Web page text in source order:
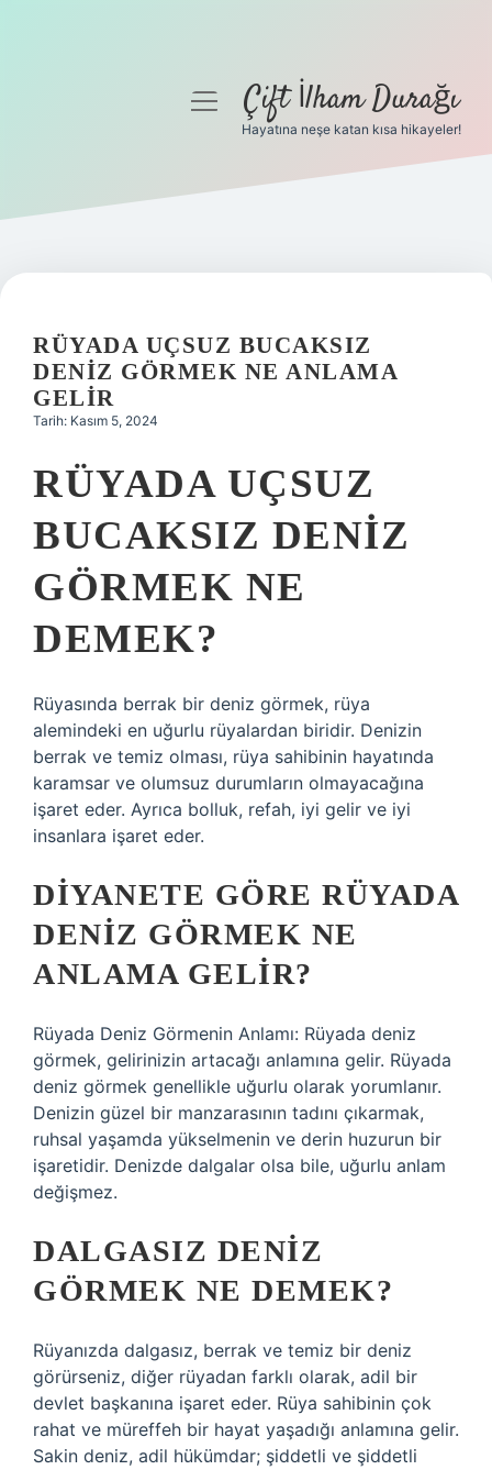
Gizlilik Politikası
Yasal Uyarı
menüyüÇift İlham Durağı
Hayatına neşe katan kısa hikayeler!
RÜYADA UÇSUZ BUCAKSIZ
DENIZ GÖRMEK NE ANLAMA
GELIR
Tarih: Kasım 5, 2024
RÜYADA UÇSUZ
BUCAKSIZ DENIZ
GÖRMEK NE
DEMEK?
Rüyasında berrak bir deniz görmek, rüya
alemindeki en uğurlu rüyalardan biridir. Denizin
berrak ve temiz olması, rüya sahibinin hayatında
karamsar ve olumsuz durumların olmayacağına
işaret eder. Ayrıca bolluk, refah, iyi gelir ve iyi
insanlara işaret eder.
DIYANETE GÖRE RÜYADA
DENIZ GÖRMEK NE
ANLAMA GELIR?
Rüyada Deniz Görmenin Anlamı: Rüyada deniz
görmek, gelirinizin artacağı anlamına gelir. Rüyada
deniz görmek genellikle uğurlu olarak yorumlanır.
Denizin güzel bir manzarasının tadını çıkarmak,
ruhsal yaşamda yükselmenin ve derin huzurun bir
işaretidir. Denizde dalgalar olsa bile, uğurlu anlam
değişmez.
DALGASIZ DENIZ
GÖRMEK NE DEMEK?
Rüyanızda dalgasız, berrak ve temiz bir deniz
görürseniz, diğer rüyadan farklı olarak, adil bir
devlet başkanına işaret eder. Rüya sahibinin çok
rahat ve müreffeh bir hayat yaşadığı anlamına gelir.
Sakin deniz, adil hükümdar; şiddetli ve şiddetli